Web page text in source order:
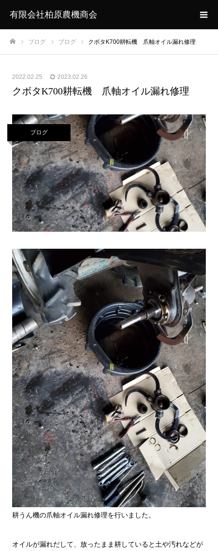
有限会社柏原農機商会
ブログ ブログ クボタK700耕転機 爪軸オイル漏れ修理
2022.02.25 2023.02.26
クボタK700耕転機 爪軸オイル漏れ修理
ブログ
耕うん機の爪軸オイル漏れ修理を行いました。
オイルが漏れだして、放ったまま耕していると土や汚れなどが